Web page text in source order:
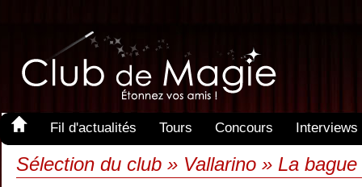
Fil d'actualités Tours Concours Interviews
Sélection du club » Vallarino » La